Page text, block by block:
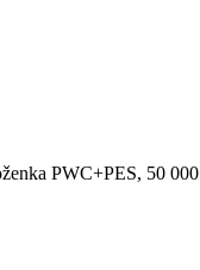
PWC+PES, 50 000